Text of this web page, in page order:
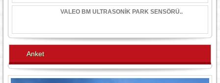
VALEO BM ULTRASONİK PARK SENSÖRÜ..
Anket